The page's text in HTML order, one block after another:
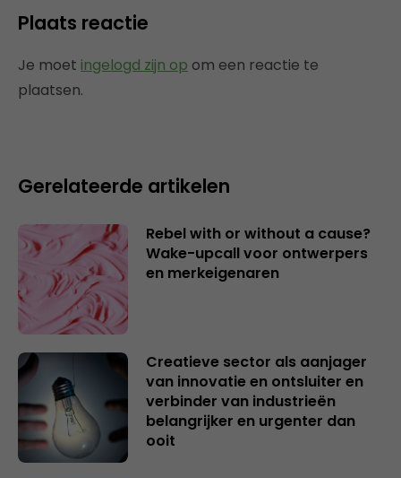
Plaats reactie
Je moet ingelogd zijn op om een reactie te
plaatsen.
Gerelateerde artikelen
Rebel with or without a cause?
Wake-upcall voor ontwerpers
en merkeigenaren
Creatieve sector als aanjager
van innovatie en ontsluiter en
verbinder van industrieën
belangrijker en urgenter dan
ooit